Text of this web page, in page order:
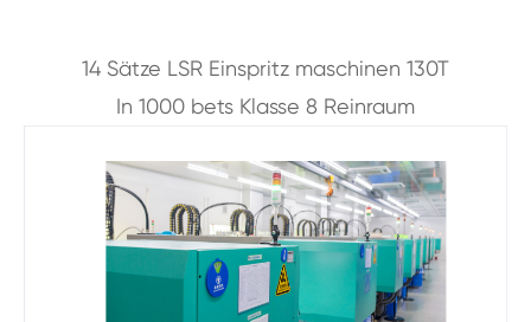
14 Sätze LSR Einspritz maschinen 130T
In 1000 bets Klasse 8 Reinraum